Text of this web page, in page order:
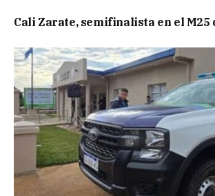
Cali Zarate, semifinalista en el M25